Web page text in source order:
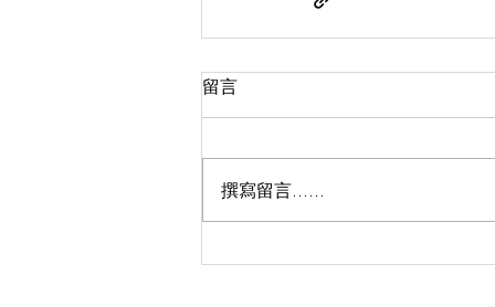
留言
撰寫留言......